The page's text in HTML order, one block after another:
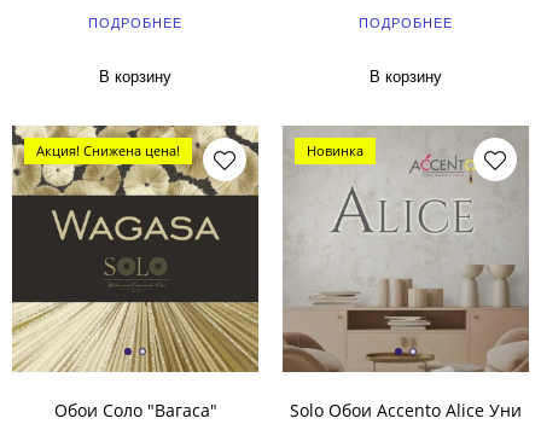
ПОДРОБНЕЕ
В корзину
ПОДРОБНЕЕ
В корзину
Акция! Снижена цена!
Обои Соло "Вагаса"
Новинка
Solo Обои Accento Alice Уни